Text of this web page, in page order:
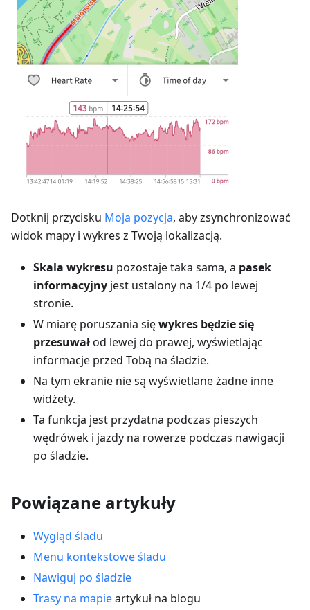
Dotknij przycisku Moja pozycja, aby zsynchronizować
widok mapy i wykres z Twoją lokalizacją.
Skala wykresu pozostaje taka sama, a pasek
informacyjny jest ustalony na 1/4 po lewej
stronie.
W miarę poruszania sięwykres będzie się
przesuwałod lewej do prawej, wyświetlając
informacje przed Tobą na śladzie.
Na tym ekranie nie są wyświetlane żadne inne
widżety.
Ta funkcja jest przydatna podczas pieszych
wędrówek i jazdy na rowerze podczas nawigacji
po śladzie.
Powiązane artykuły
Wygląd śladu
Menu kontekstowe śladu
Nawiguj po śladzie
Trasy na mapieartykuł na blogu